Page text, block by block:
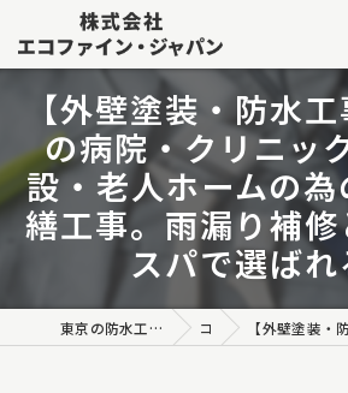
【外壁塗装・防水
の病院・クリニッ
設・老人ホームの
繕工事。雨漏り補
スパで選ばれ
東京の防水工事なら株式会社エコファイン・ジャパン コラム 【外壁塗装・防水工事】狛江市の病院・クリニッ